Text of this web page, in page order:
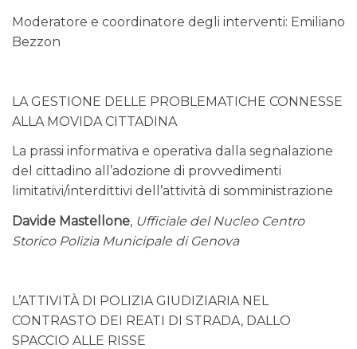
Moderatore e coordinatore degli interventi: Emiliano
Bezzon
LA GESTIONE DELLE PROBLEMATICHE CONNESSE
ALLA MOVIDA CITTADINA
La prassi informativa e operativa dalla segnalazione
del cittadino all’adozione di provvedimenti
limitativi/interdittivi dell’attività di somministrazione
Davide Mastellone, Ufficiale del Nucleo Centro
Storico Polizia Municipale di Genova
L’ATTIVITÀ DI POLIZIA GIUDIZIARIA NEL
CONTRASTO DEI REATI DI STRADA, DALLO
SPACCIO ALLE RISSE